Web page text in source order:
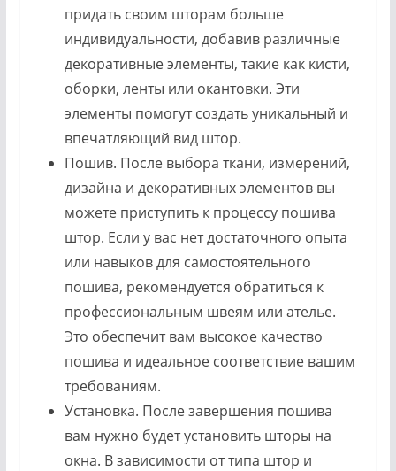
придать своим шторам больше
индивидуальности, добавив различные
декоративные элементы, такие как кисти,
оборки, ленты или окантовки. Эти
элементы помогут создать уникальный и
впечатляющий вид штор.
Пошив. После выбора ткани, измерений,
дизайна и декоративных элементов вы
можете приступить к процессу пошива
штор. Если у вас нет достаточного опыта
или навыков для самостоятельного
пошива, рекомендуется обратиться к
профессиональным швеям или ателье.
Это обеспечит вам высокое качество
пошива и идеальное соответствие вашим
требованиям.
Установка. После завершения пошива
вам нужно будет установить шторы на
окна. В зависимости от типа штор и